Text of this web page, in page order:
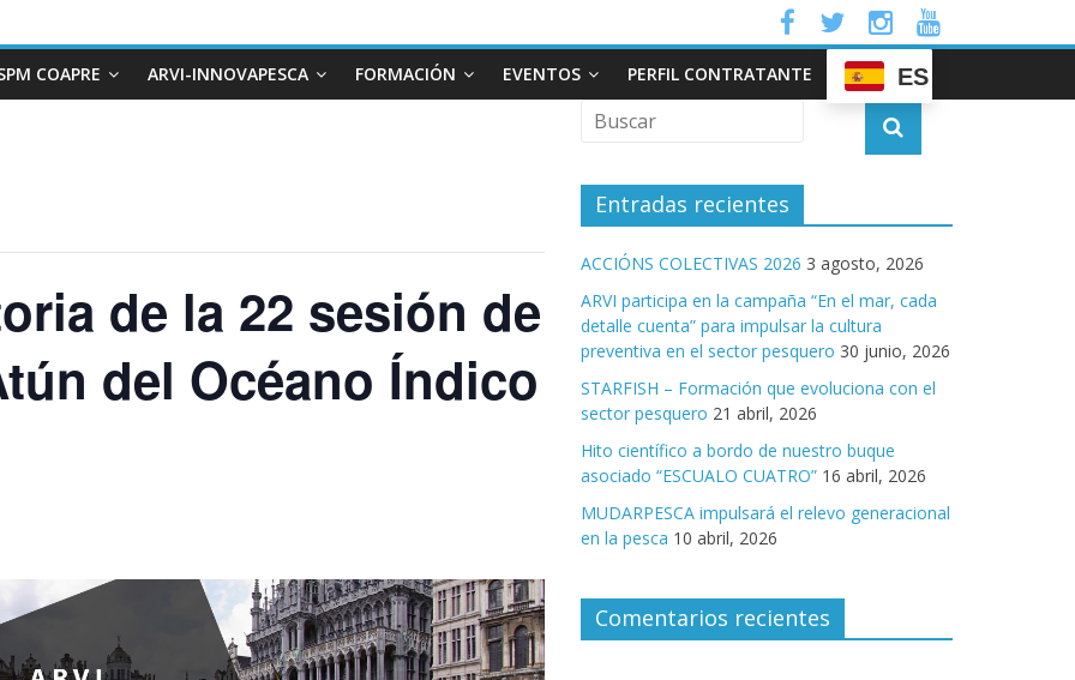
COAPRE ARVI-INNOVAPESCA FORMACIÓN EVENTOS PERFIL CONTRATANTE ES
de la 22 sesión de
del Océano Índico
Entradas recientes
ACCIÓNS COLECTIVAS 2026 3 agosto, 2026
ARVI participa en la campaña “En el mar, cada
detalle cuenta” para impulsar la cultura
preventiva en el sector pesquero 30 junio, 2026
STARFISH – Formación que evoluciona con el
sector pesquero 21 abril, 2026
Hito científico a bordo de nuestro buque
asociado “ESCUALO CUATRO” 16 abril, 2026
MUDARPESCA impulsará el relevo generacional
en la pesca 10 abril, 2026
Comentarios recientes